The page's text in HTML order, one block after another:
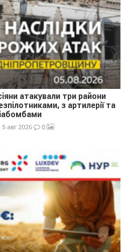
атакували три райони
з артилерії та
авг 2026 0